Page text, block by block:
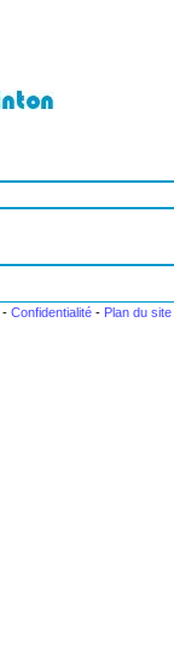
-Confidentialité - Plan du site